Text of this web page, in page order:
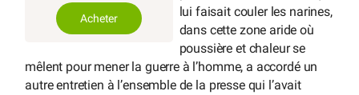
Acheter
lui faisait couler les narines,
dans cette zone aride où
poussière et chaleur se
mêlent pour mener la guerre à l’homme, a accordé un
autre entretien à l’ensemble de la presse qui l’avait